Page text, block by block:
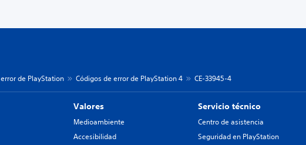
de PlayStation Códigos de error de PlayStation 4 CE-33945-4
Valores
Medioambiente
Accesibilidad
Servicio técnico
Centro de asistencia
Seguridad en PlayStation